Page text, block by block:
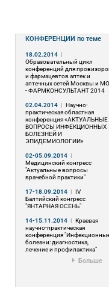
КОНФЕРЕНЦИИпо теме
18.02.2014 |
Образовательный цикл
конференций для
и фармацевтов аптек и
аптечных сетей Москвы и МО
- ФАРМКОНСУЛЬТАНТ 2014
02.04.2014 | Научно-
практическая областная
конференция «АКТУАЛЬНЫЕ
ВОПРОСЫ ИНФЕКЦИОННЫХ
БОЛЕЗНЕЙ И
ЭПИДЕМИОЛОГИИ»
02-05.09.2014 |
Медицинский конгресс
"Актуальные вопросы
врачебной практики"
17-18.09.2014 | IV
Балтийский конгресс
"ЯНТАРНАЯ ОСЕНЬ"
14-15.11.2014 | Краевая
научно-практическая
конференция
болезни: диагностика,
лечение и профилактика"
Больше